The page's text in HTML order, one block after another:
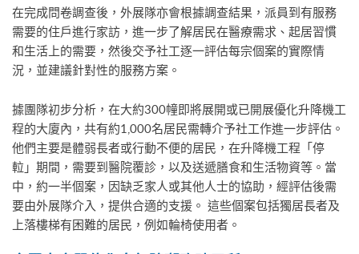
在完成問卷調查後，外展隊亦會根據調查結果，派員到有服務
需要的住戶進行家訪，進一步了解居民在醫療需求、起居習慣
和生活上的需要，然後交予社工逐一評估每宗個案的實際情
況，並建議針對性的服務方案。
據團隊初步分析，在大約300幢即將展開或已開展優化升降機工
程的大廈內，共有約1,000名居民需轉介予社工作進一步評估。
他們主要是體弱長者或行動不便的居民，在升降機工程「停
𨋢」期間，需要到醫院覆診，以及送遞膳食和生活物資等。當
中，約一半個案，因缺乏家人或其他人士的協助，經評估後需
要由外展隊介入，提供合適的支援。 這些個案包括獨居長者及
上落樓梯有困難的居民，例如輪椅使用者。